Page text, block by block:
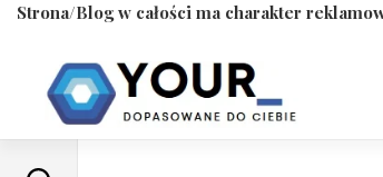
Strona/Blog w całości ma charakter
content